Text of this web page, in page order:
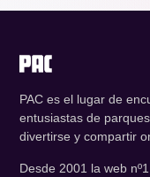
PAC es el lugar de
entusiastas de
divertirse y compartir
Desde 2001 la web